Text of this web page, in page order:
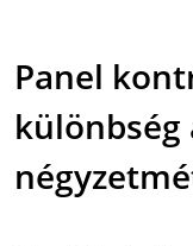
Panel
különbség